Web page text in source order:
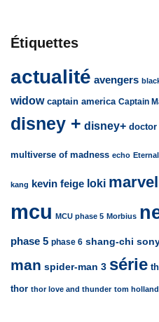
Étiquettes
actualité avengers
widow captain america Captain
disney + disney+ doctor
multiverse of madness echo
kang kevin feige loki marvel
mcu MCU phase 5 Morbius
phase 5 phase 6 shang-chi
man spider-man 3 série
thor thor love and thunder tom holland